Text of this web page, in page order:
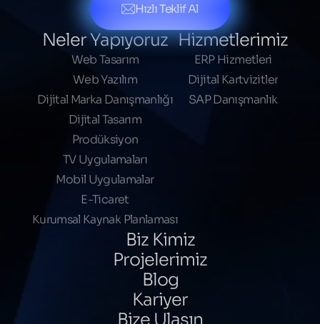
Hızlı Teklif Al
Neler Yapıyoruz
Web Tasarım
Web Yazılım
Dijital Marka Danışmanlığı
Dijital Tasarım
Prodüksiyon
TV Uygulamaları
Mobil Uygulamalar
E-Ticaret
Kurumsal Kaynak Planlaması
Hizmetlerimiz
ERP Hizmetleri
Dijital Kartvizitler
SAP Danışmanlık
Biz Kimiz
Projelerimiz
Blog
Kariyer